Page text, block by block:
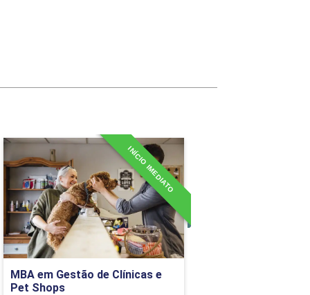
10h
10h
10h
10h
10h
MBA em Gestão de Clínicas e
Pet Shops
INÍCIO IMEDIATO
MBA em Gestão de Clínicas
e Pet Shops
Detalhes do curso
Ir para Inscrição